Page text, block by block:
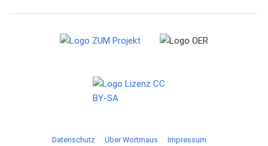
Datenschutz Über Wortmaus Impressum